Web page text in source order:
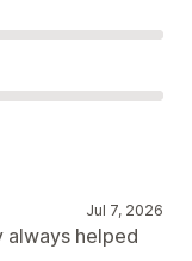
Jul 7, 2026
always helped